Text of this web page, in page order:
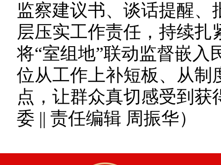
监察建议书、谈话提醒
层压实工作责任，持续扎
将“室组地”联动监督嵌入
位从工作上补短板、从制
点，让群众真切感受到
委 || 责任编辑 周振华）